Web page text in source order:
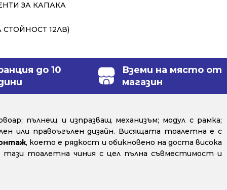
ЗА КАПАКА
12ЛВ)
до 10
Вземи на място от
магазин
пълнещ и изпразващ механизъм; модул с рамка;
или правоъгълен дизайн. Висящата тоалетна е с
, което е рядкост и обикновено на доста висока
тоалетна чиния с цел пълна съвместимост и